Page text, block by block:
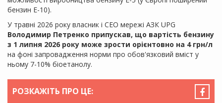
бензин Е-10).
У травні 2026 року власник і СЕО мережі АЗК UPG
Володимир Петренко припускав, що вартість бензину
з 1 липня 2026 року може зрости орієнтовно на 4 грн/л
на фоні запровадження норми про обов'язковий вміст у
ньому 7-10% біоетанолу.
РОЗКАЖІТЬ ПРО ЦЕ: